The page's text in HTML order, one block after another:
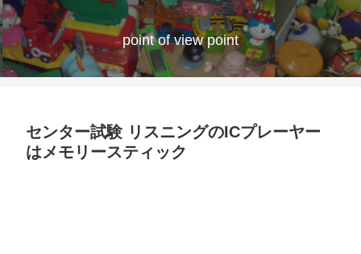
point of view point
センター試験 リスニングのICプレーヤー
はメモリースティック